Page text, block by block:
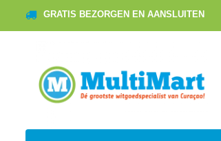
GRATIS BEZORGEN EN AANSLUITEN